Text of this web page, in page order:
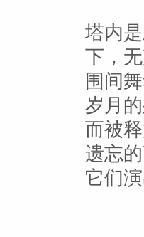
塔内
下，
围间
岁月
而被
遗忘
它们